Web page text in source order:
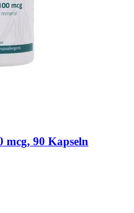
mcg, 90 Kapseln